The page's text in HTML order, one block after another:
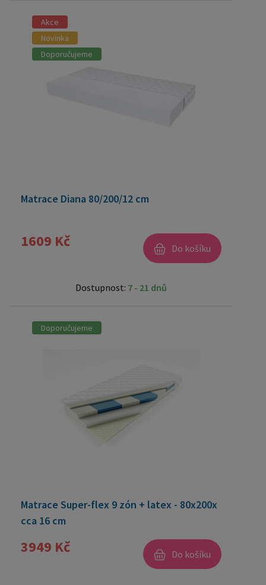
Akce
Novinka
Doporučujeme
Matrace Diana 80/200/12 cm
1609 Kč Do košíku
Dostupnost: 7 - 21 dnů
Doporučujeme
Matrace Super-flex 9 zón + latex - 80x200x
cca 16 cm
3949 Kč Do košíku